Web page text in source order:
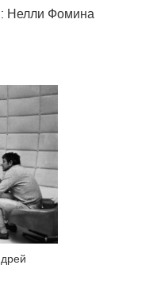
Нелли Фомина